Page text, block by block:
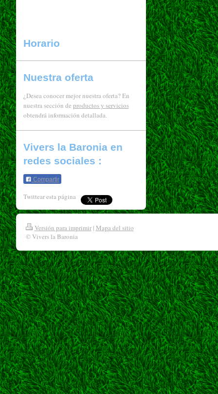
Horario
Nuestra oferta
¿Desea conocer mejor nuestra oferta? En
nuestra sección de productos y servicios
obtendrá información detallada.
Vivers la Baronia en
redes sociales :
Compartir
Twittear esta página
Versión para imprimir | Mapa del sitio
© Vivers la Baronia